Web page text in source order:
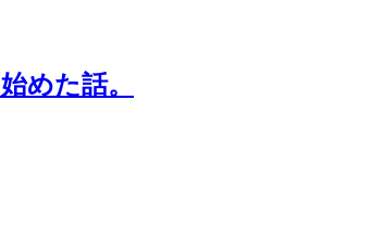
めた話。